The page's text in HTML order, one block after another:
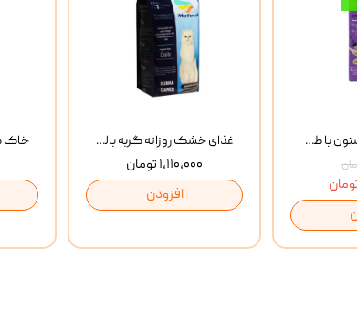
غذای خشک روزانه گربه بالغ مفید MoFeed Adult Daily Cat Food وزن 2 کیلوگرم
۱,۱۱۰,۰۰۰ تومان
افزودن
بستنی گربه وینستون با طعم مرغ و ماهی Winstone Chicken & Fish بسته 8 عددی